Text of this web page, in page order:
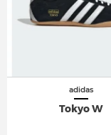
adidas
Tokyo W